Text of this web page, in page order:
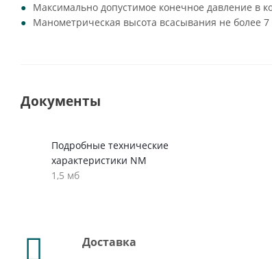
Максимально допустимое конечное давление в
Манометрическая высота всасывания не более 7
Документы
Подробные технические
характеристики NM
1,5 мб
Доставка